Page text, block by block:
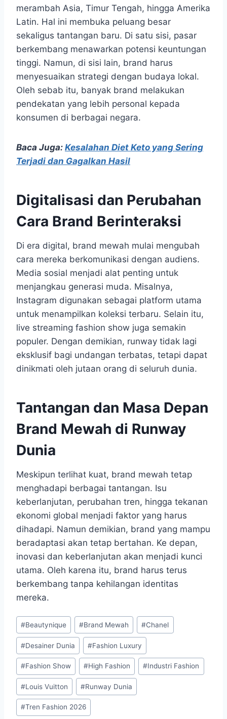
merambah Asia, Timur Tengah, hingga Amerika
Latin. Hal ini membuka peluang besar
sekaligus tantangan baru. Di satu sisi, pasar
berkembang menawarkan potensi keuntungan
tinggi. Namun, di sisi lain, brand harus
menyesuaikan strategi dengan budaya lokal.
Oleh sebab itu, banyak brand melakukan
pendekatan yang lebih personal kepada
konsumen di berbagai negara.
Baca Juga: Kesalahan Diet Keto yang Sering
Terjadi dan Gagalkan Hasil
Digitalisasi dan Perubahan
Cara Brand Berinteraksi
Di era digital, brand mewah mulai mengubah
cara mereka berkomunikasi dengan audiens.
Media sosial menjadi alat penting untuk
menjangkau generasi muda. Misalnya,
Instagram digunakan sebagai platform utama
untuk menampilkan koleksi terbaru. Selain itu,
live streaming fashion show juga semakin
populer. Dengan demikian, runway tidak lagi
eksklusif bagi undangan terbatas, tetapi dapat
dinikmati oleh jutaan orang di seluruh dunia.
Tantangan dan Masa Depan
Brand Mewah di Runway
Dunia
Meskipun terlihat kuat, brand mewah tetap
menghadapi berbagai tantangan. Isu
keberlanjutan, perubahan tren, hingga tekanan
ekonomi global menjadi faktor yang harus
dihadapi. Namun demikian, brand yang mampu
beradaptasi akan tetap bertahan. Ke depan,
inovasi dan keberlanjutan akan menjadi kunci
utama. Oleh karena itu, brand harus terus
berkembang tanpa kehilangan identitas
mereka.
Post
Tags:
#Beautynique #Brand Mewah #Chanel
#Desainer Dunia #Fashion Luxury
#Fashion Show #High Fashion #Industri Fashion
#Louis Vuitton #Runway Dunia
#Tren Fashion 2026